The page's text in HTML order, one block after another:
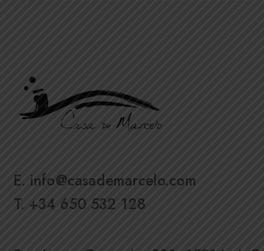
E. info@casademarcelo.com
T. +34 650 532 128